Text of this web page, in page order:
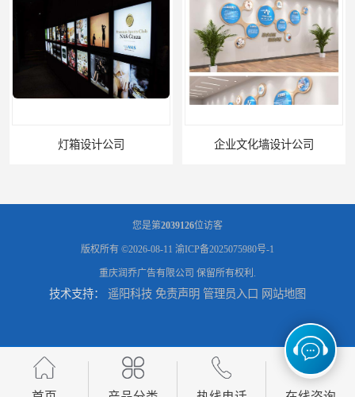
灯箱设计公司 企业文化墙设计公司
标识标牌设计公司 展架海报设计
您是第2039126位访客
版权所有 ©2026-08-11 渝ICP备2025075980号-1
重庆润乔广告有限公司 保留所有权利.
技术支持： 遥阳科技 免责声明 管理员入口 网站地图